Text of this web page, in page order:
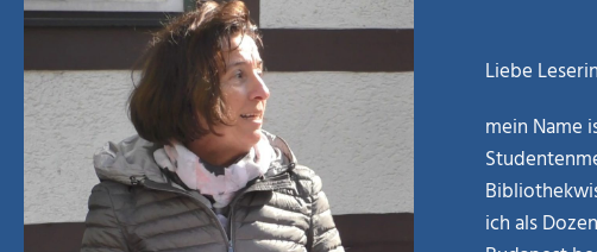
Liebe
mein Name
ich als